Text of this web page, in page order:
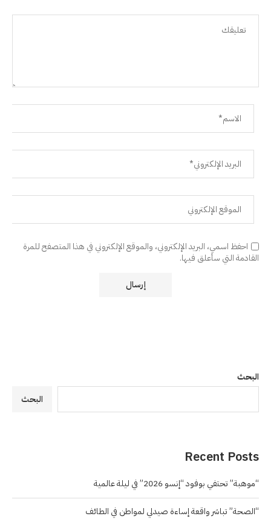
احفظ اسمي، البريد الإلكتروني، والموقع الإلكتروني في هذا المتصفح للمرة
القادمة التي سأعلق فيها.
البحث
البحث
Recent Posts
“موهبة” تحتفي بوفود “إنسو 2026” في ليلة عالمية
“الصحة” تباشر واقعة إساءة صيدلي لمواطن في الطائف